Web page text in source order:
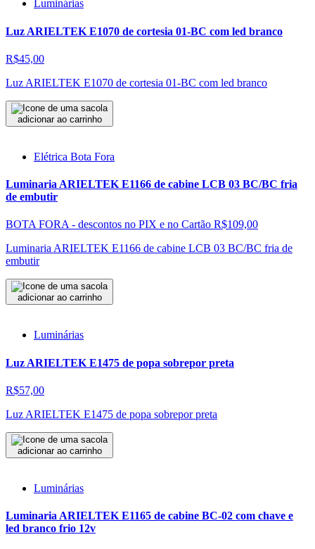
Luminárias
Luz ARIELTEK E1070 de cortesia 01-BC com led branco
R$45,00
Luz ARIELTEK E1070 de cortesia 01-BC com led branco
adicionar ao carrinho
Elétrica Bota Fora
Luminaria ARIELTEK E1166 de cabine LCB 03 BC/BC fria
de embutir
BOTA FORA - descontos no PIX e no Cartão R$109,00
Luminaria ARIELTEK E1166 de cabine LCB 03 BC/BC fria de
embutir
adicionar ao carrinho
Luminárias
Luz ARIELTEK E1475 de popa sobrepor preta
R$57,00
Luz ARIELTEK E1475 de popa sobrepor preta
adicionar ao carrinho
Luminárias
Luminaria ARIELTEK E1165 de cabine BC-02 com chave e
led branco frio 12v